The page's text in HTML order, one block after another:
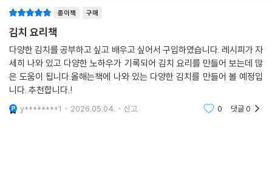
종이책 구매
김치 요리책
다양한 김치를 공부하고 싶고 배우고 싶어서 구입하였습니다. 레시피가 자
세히 나와 있고 다양한 노하우가 기록되어 김치 요리를 만들어 보는데 많
은 도움이 됩니다.올해는책에 나와 있는 다양한 김치를 만들어 볼 예정입
니다. 추천합니다.!
y********1 2026.05.04. 신고 0 댓글0